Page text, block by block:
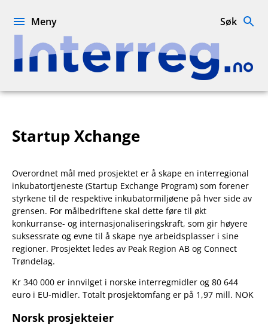
Interreg.no
Meny Søk
Startup Xchange
Overordnet mål med prosjektet er å skape en interregional
inkubatortjeneste (Startup Exchange Program) som forener
styrkene til de respektive inkubatormiljøene på hver side av
grensen. For målbedriftene skal dette føre til økt
konkurranse- og internasjonaliseringskraft, som gir høyere
suksessrate og evne til å skape nye arbeidsplasser i sine
regioner. Prosjektet ledes av Peak Region AB og Connect
Trøndelag.
Kr 340 000 er innvilget i norske interregmidler og 80 644
euro i EU-midler. Totalt prosjektomfang er på 1,97 mill. NOK
Norsk prosjekteier